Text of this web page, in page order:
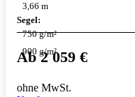
3,66 m
Segel:
750 g/m²
900 g/m²
Ab2 059 €
ohne MwSt.